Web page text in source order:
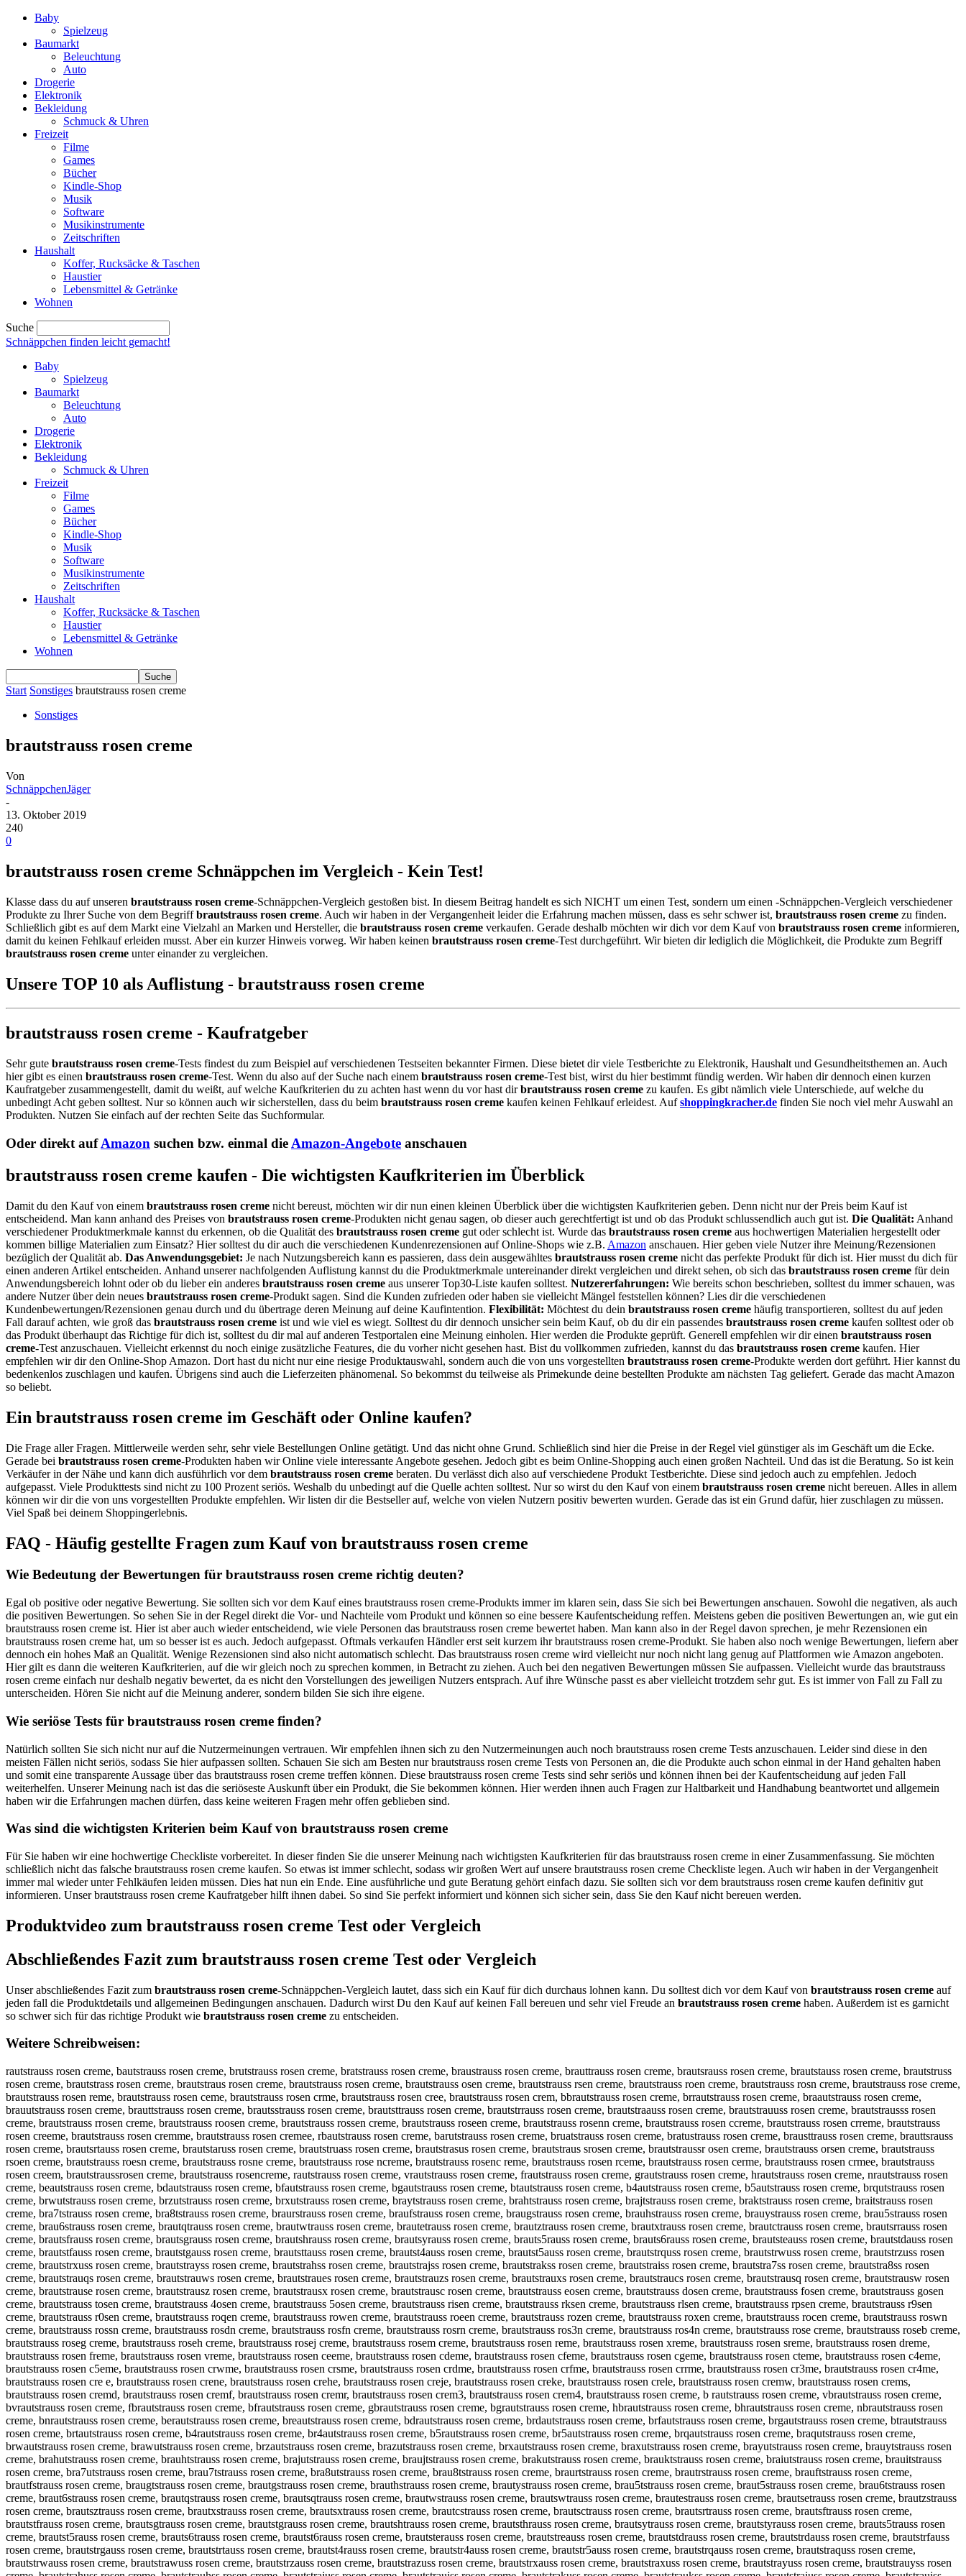
Baby
Spielzeug
Baumarkt
Beleuchtung
Auto
Drogerie
Elektronik
Bekleidung
Schmuck & Uhren
Freizeit
Filme
Games
Bücher
Kindle-Shop
Musik
Software
Musikinstrumente
Zeitschriften
Haushalt
Koffer, Rucksäcke & Taschen
Haustier
Lebensmittel & Getränke
Wohnen
Suche
Schnäppchen finden leicht gemacht!
Baby
Spielzeug
Baumarkt
Beleuchtung
Auto
Drogerie
Elektronik
Bekleidung
Schmuck & Uhren
Freizeit
Filme
Games
Bücher
Kindle-Shop
Musik
Software
Musikinstrumente
Zeitschriften
Haushalt
Koffer, Rucksäcke & Taschen
Haustier
Lebensmittel & Getränke
Wohnen
Start Sonstiges brautstrauss rosen creme
Sonstiges
brautstrauss rosen creme
Von
SchnäppchenJäger
-
13. Oktober 2019
240
0
brautstrauss rosen creme Schnäppchen im Vergleich - Kein Test!
Klasse dass du auf unseren brautstrauss rosen creme-Schnäppchen-Vergleich gestoßen bist. In diesem Beitrag handelt es sich NICHT um einen Test, sondern um einen -Schnäppchen-Vergleich verschiedener
Produkte zu Ihrer Suche von dem Begriffbrautstrauss rosen creme. Auch wir haben in der Vergangenheit leider die Erfahrung machen müssen, dass es sehr schwer ist, brautstrauss rosen creme zu finden.
Schließlich gibt es auf dem Markt eine Vielzahl an Marken und Hersteller, die brautstrauss rosen creme verkaufen. Gerade deshalb möchten wir dich vor dem Kauf von brautstrauss rosen creme informieren,
damit du keinen Fehlkauf erleiden musst. Aber ein kurzer Hinweis vorweg. Wir haben keinen brautstrauss rosen creme-Test durchgeführt. Wir bieten dir lediglich die Möglichkeit, die Produkte zum Begriff
brautstrauss rosen creme unter einander zu vergleichen.
Unsere TOP 10 als Auflistung - brautstrauss rosen creme
brautstrauss rosen creme - Kaufratgeber
Sehr gute brautstrauss rosen creme-Tests findest du zum Beispiel auf verschiedenen Testseiten bekannter Firmen. Diese bietet dir viele Testberichte zu Elektronik, Haushalt und Gesundheitsthemen an. Auch
hier gibt es einen brautstrauss rosen creme-Test. Wenn du also auf der Suche nach einem brautstrauss rosen creme-Test bist, wirst du hier bestimmt fündig werden. Wir haben dir dennoch einen kurzen
Kaufratgeber zusammengestellt, damit du weißt, auf welche Kaufkriterien du zu achten hast wenn du vor hast dirbrautstrauss rosen creme zu kaufen. Es gibt nämlich viele Unterschiede, auf welche du
unbedingt Acht geben solltest. Nur so können auch wir sicherstellen, dass du beim brautstrauss rosen creme kaufen keinen Fehlkauf erleidest. Aufshoppingkracher.de finden Sie noch viel mehr Auswahl an
Produkten. Nutzen Sie einfach auf der rechten Seite das Suchformular.
Oder direkt aufAmazon suchen bzw. einmal die Amazon-Angebote anschauen
brautstrauss rosen creme kaufen - Die wichtigsten Kaufkriterien im Überblick
Damit du den Kauf von einem brautstrauss rosen creme nicht bereust, möchten wir dir nun einen kleinen Überblick über die wichtigsten Kaufkriterien geben. Denn nicht nur der Preis beim Kauf ist
entscheidend. Man kann anhand des Preises von brautstrauss rosen creme-Produkten nicht genau sagen, ob dieser auch gerechtfertigt ist und ob das Produkt schlussendlich auch gut ist. Die Qualität: Anhand
verschiedener Produktmerkmale kannst du erkennen, ob die Qualität des brautstrauss rosen creme gut oder schlecht ist. Wurde das brautstrauss rosen creme aus hochwertigen Materialien hergestellt oder
kommen billige Materialien zum Einsatz? Hier solltest du dir auch die verschiedenen Kundenrezensionen auf Online-Shops wie z.B. Amazon anschauen. Hier geben viele Nutzer ihre Meinung/Rezensionen
bezüglich der Qualität ab. Das Anwendungsgebiet: Je nach Nutzungsbereich kann es passieren, dass dein ausgewähltes brautstrauss rosen creme nicht das perfekte Produkt für dich ist. Hier musst du dich für
einen anderen Artikel entscheiden. Anhand unserer nachfolgenden Auflistung kannst du die Produktmerkmale untereinander direkt vergleichen und direkt sehen, ob sich das brautstrauss rosen creme für dein
Anwendungsbereich lohnt oder ob du lieber ein anderes brautstrauss rosen creme aus unserer Top30-Liste kaufen solltest. Nutzererfahrungen: Wie bereits schon beschrieben, solltest du immer schauen, was
andere Nutzer über dein neues brautstrauss rosen creme-Produkt sagen. Sind die Kunden zufrieden oder haben sie vielleicht Mängel feststellen können? Lies dir die verschiedenen
Kundenbewertungen/Rezensionen genau durch und du übertrage deren Meinung auf deine Kaufintention. Flexibilität: Möchtest du dein brautstrauss rosen creme häufig transportieren, solltest du auf jeden
Fall darauf achten, wie groß das brautstrauss rosen creme ist und wie viel es wiegt. Solltest du dir dennoch unsicher sein beim Kauf, ob du dir ein passendes brautstrauss rosen creme kaufen solltest oder ob
das Produkt überhaupt das Richtige für dich ist, solltest du dir mal auf anderen Testportalen eine Meinung einholen. Hier werden die Produkte geprüft. Generell empfehlen wir dir einen brautstrauss rosen
creme-Test anzuschauen. Vielleicht erkennst du noch einige zusätzliche Features, die du vorher nicht gesehen hast. Bist du vollkommen zufrieden, kannst du das brautstrauss rosen creme kaufen. Hier
empfehlen wir dir den Online-Shop Amazon. Dort hast du nicht nur eine riesige Produktauswahl, sondern auch die von uns vorgestellten brautstrauss rosen creme-Produkte werden dort geführt. Hier kannst du
bedenkenlos zuschlagen und kaufen. Übrigens sind auch die Lieferzeiten phänomenal. So bekommst du teilweise als Primekunde deine bestellten Produkte am nächsten Tag geliefert. Gerade das macht Amazon
so beliebt.
Ein brautstrauss rosen creme im Geschäft oder Online kaufen?
Die Frage aller Fragen. Mittlerweile werden sehr, sehr viele Bestellungen Online getätigt. Und das nicht ohne Grund. Schließlich sind hier die Preise in der Regel viel günstiger als im Geschäft um die Ecke.
Gerade bei brautstrauss rosen creme-Produkten haben wir Online viele interessante Angebote gesehen. Jedoch gibt es beim Online-Shopping auch einen großen Nachteil. Und das ist die Beratung. So ist kein
Verkäufer in der Nähe und kann dich ausführlich vor dem brautstrauss rosen creme beraten. Du verlässt dich also auf verschiedene Produkt Testberichte. Diese sind jedoch auch zu empfehlen. Jedoch
aufgepasst. Viele Produkttests sind nicht zu 100 Prozent seriös. Weshalb du unbedingt auf die Quelle achten solltest. Nur so wirst du den Kauf von einem brautstrauss rosen creme nicht bereuen. Alles in allem
können wir dir die von uns vorgestellten Produkte empfehlen. Wir listen dir die Bestseller auf, welche von vielen Nutzern positiv bewerten wurden. Gerade das ist ein Grund dafür, hier zuschlagen zu müssen.
Viel Spaß bei deinem Shoppingerlebnis.
FAQ - Häufig gestellte Fragen zum Kauf von brautstrauss rosen creme
Wie Bedeutung der Bewertungen für brautstrauss rosen creme richtig deuten?
Egal ob positive oder negative Bewertung. Sie sollten sich vor dem Kauf eines brautstrauss rosen creme-Produkts immer im klaren sein, dass Sie sich bei Bewertungen anschauen. Sowohl die negativen, als auch
die positiven Bewertungen. So sehen Sie in der Regel direkt die Vor- und Nachteile vom Produkt und können so eine bessere Kaufentscheidung reffen. Meistens geben die positiven Bewertungen an, wie gut ein
brautstrauss rosen creme ist. Hier ist aber auch wieder entscheidend, wie viele Personen das brautstrauss rosen creme bewertet haben. Man kann also in der Regel davon sprechen, je mehr Rezensionen ein
brautstrauss rosen creme hat, um so besser ist es auch. Jedoch aufgepasst. Oftmals verkaufen Händler erst seit kurzem ihr brautstrauss rosen creme-Produkt. Sie haben also noch wenige Bewertungen, liefern aber
dennoch ein hohes Maß an Qualität. Wenige Rezensionen sind also nicht automatisch schlecht. Das brautstrauss rosen creme wird vielleicht nur noch nicht lang genug auf Plattformen wie Amazon angeboten.
Hier gilt es dann die weiteren Kaufkriterien, auf die wir gleich noch zu sprechen kommen, in Betracht zu ziehen. Auch bei den negativen Bewertungen müssen Sie aufpassen. Vielleicht wurde das brautstrauss
rosen creme einfach nur deshalb negativ bewertet, da es nicht den Vorstellungen des jeweiligen Nutzers entsprach. Auf ihre Wünsche passt es aber vielleicht trotzdem sehr gut. Es ist immer von Fall zu Fall zu
unterscheiden. Hören Sie nicht auf die Meinung anderer, sondern bilden Sie sich ihre eigene.
Wie seriöse Tests für brautstrauss rosen creme finden?
Natürlich sollten Sie sich nicht nur auf die Nutzermeinungen vertrauen. Wir empfehlen ihnen sich zu den Nutzermeinungen auch noch brautstrauss rosen creme Tests anzuschauen. Leider sind diese in den
meisten Fällen nicht seriös, sodass Sie hier aufpassen sollten. Schauen Sie sich am Besten nur brautstrauss rosen creme Tests von Personen an, die die Produkte auch schon einmal in der Hand gehalten haben
und somit eine transparente Aussage über das brautstrauss rosen creme treffen können. Diese brautstrauss rosen creme Tests sind sehr seriös und können ihnen bei der Kaufentscheidung auf jeden Fall
weiterhelfen. Unserer Meinung nach ist das die seriöseste Auskunft über ein Produkt, die Sie bekommen können. Hier werden ihnen auch Fragen zur Haltbarkeit und Handhabung beantwortet und allgemein
haben wir die Erfahrungen machen dürfen, dass keine weiteren Fragen mehr offen geblieben sind.
Was sind die wichtigsten Kriterien beim Kauf von brautstrauss rosen creme
Für Sie haben wir eine hochwertige Checkliste vorbereitet. In dieser finden Sie die unserer Meinung nach wichtigsten Kaufkriterien für das brautstrauss rosen creme in einer Zusammenfassung. Sie möchten
schließlich nicht das falsche brautstrauss rosen creme kaufen. So etwas ist immer schlecht, sodass wir großen Wert auf unsere brautstrauss rosen creme Checkliste legen. Auch wir haben in der Vergangenheit
immer mal wieder unter Fehlkäufen leiden müssen. Dies hat nun ein Ende. Eine ausführliche und gute Beratung gehört einfach dazu. Sie sollten sich vor dem brautstrauss rosen creme kaufen definitiv gut
informieren. Unser brautstrauss rosen creme Kaufratgeber hilft ihnen dabei. So sind Sie perfekt informiert und können sich sicher sein, dass Sie den Kauf nicht bereuen werden.
Produktvideo zum brautstrauss rosen creme Test oder Vergleich
Abschließendes Fazit zum brautstrauss rosen creme Test oder Vergleich
Unser abschließendes Fazit zum brautstrauss rosen creme-Schnäppchen-Vergleich lautet, dass sich ein Kauf für dich durchaus lohnen kann. Du solltest dich vor dem Kauf von brautstrauss rosen creme auf
jeden fall die Produktdetails und allgemeinen Bedingungen anschauen. Dadurch wirst Du den Kauf auf keinen Fall bereuen und sehr viel Freude an brautstrauss rosen creme haben. Außerdem ist es garnicht
so schwer sich für das richtige Produkt wie brautstrauss rosen creme zu entscheiden.
Weitere Schreibweisen:
rautstrauss rosen creme, bautstrauss rosen creme, brutstrauss rosen creme, bratstrauss rosen creme, braustrauss rosen creme, brauttrauss rosen creme, brautsrauss rosen creme, brautstauss rosen creme, brautstruss rosen creme, brautstrass rosen creme, brautstraus rosen creme, brautstrauss rosen creme, brautstrauss osen creme, brautstrauss rsen creme, brautstrauss roen creme, brautstrauss rosn creme, brautstrauss rose creme, brautstrauss rosen reme, brautstrauss rosen ceme, brautstrauss rosen crme, brautstrauss rosen cree, brautstrauss rosen crem, bbrautstrauss rosen creme, brrautstrauss rosen creme, braautstrauss rosen creme, brauutstrauss rosen creme, brauttstrauss rosen creme, brautsstrauss rosen creme, brautsttrauss rosen creme, brautstrrauss rosen creme, brautstraauss rosen creme, brautstrauuss rosen creme, brautstrausss rosen creme, brautstrauss rrosen creme, brautstrauss roosen creme, brautstrauss rossen creme, brautstrauss roseen creme, brautstrauss rosenn creme, brautstrauss rosen ccreme, brautstrauss rosen crreme, brautstrauss rosen creeme, brautstrauss rosen cremme, brautstrauss rosen cremee, rbautstrauss rosen creme, barutstrauss rosen creme, bruatstrauss rosen creme, bratustrauss rosen creme, brausttrauss rosen creme, brauttsrauss rosen creme, brautsrtauss rosen creme, brautstaruss rosen creme, brautstruass rosen creme, brautstrasus rosen creme, brautstraus srosen creme, brautstraussr osen creme, brautstrauss orsen creme, brautstrauss rsoen creme, brautstrauss roesn creme, brautstrauss rosne creme, brautstrauss rose ncreme, brautstrauss rosenc reme, brautstrauss rosen rceme, brautstrauss rosen cerme, brautstrauss rosen crmee, brautstrauss rosen creem, brautstraussrosen creme, brautstrauss rosencreme, rautstrauss rosen creme, vrautstrauss rosen creme, frautstrauss rosen creme, grautstrauss rosen creme, hrautstrauss rosen creme, nrautstrauss rosen creme, beautstrauss rosen creme, bdautstrauss rosen creme, bfautstrauss rosen creme, bgautstrauss rosen creme, btautstrauss rosen creme, b4autstrauss rosen creme, b5autstrauss rosen creme, brqutstrauss rosen creme, brwutstrauss rosen creme, brzutstrauss rosen creme, brxutstrauss rosen creme, braytstrauss rosen creme, brahtstrauss rosen creme, brajtstrauss rosen creme, braktstrauss rosen creme, braitstrauss rosen creme, bra7tstrauss rosen creme, bra8tstrauss rosen creme, braurstrauss rosen creme, braufstrauss rosen creme, braugstrauss rosen creme, brauhstrauss rosen creme, brauystrauss rosen creme, brau5strauss rosen creme, brau6strauss rosen creme, brautqtrauss rosen creme, brautwtrauss rosen creme, brautetrauss rosen creme, brautztrauss rosen creme, brautxtrauss rosen creme, brautctrauss rosen creme, brautsrrauss rosen creme, brautsfrauss rosen creme, brautsgrauss rosen creme, brautshrauss rosen creme, brautsyrauss rosen creme, brauts5rauss rosen creme, brauts6rauss rosen creme, brautsteauss rosen creme, brautstdauss rosen creme, brautstfauss rosen creme, brautstgauss rosen creme, brautsttauss rosen creme, brautst4auss rosen creme, brautst5auss rosen creme, brautstrquss rosen creme, brautstrwuss rosen creme, brautstrzuss rosen creme, brautstrxuss rosen creme, brautstrayss rosen creme, brautstrahss rosen creme, brautstrajss rosen creme, brautstrakss rosen creme, brautstraiss rosen creme, brautstra7ss rosen creme, brautstra8ss rosen creme, brautstrauqs rosen creme, brautstrauws rosen creme, brautstraues rosen creme, brautstrauzs rosen creme, brautstrauxs rosen creme, brautstraucs rosen creme, brautstrausq rosen creme, brautstrausw rosen creme, brautstrause rosen creme, brautstrausz rosen creme, brautstrausx rosen creme, brautstrausc rosen creme, brautstrauss eosen creme, brautstrauss dosen creme, brautstrauss fosen creme, brautstrauss gosen creme, brautstrauss tosen creme, brautstrauss 4osen creme, brautstrauss 5osen creme, brautstrauss risen creme, brautstrauss rksen creme, brautstrauss rlsen creme, brautstrauss rpsen creme, brautstrauss r9sen creme, brautstrauss r0sen creme, brautstrauss roqen creme, brautstrauss rowen creme, brautstrauss roeen creme, brautstrauss rozen creme, brautstrauss roxen creme, brautstrauss rocen creme, brautstrauss roswn creme, brautstrauss rossn creme, brautstrauss rosdn creme, brautstrauss rosfn creme, brautstrauss rosrn creme, brautstrauss ros3n creme, brautstrauss ros4n creme, brautstrauss rose creme, brautstrauss roseb creme, brautstrauss roseg creme, brautstrauss roseh creme, brautstrauss rosej creme, brautstrauss rosem creme, brautstrauss rosen reme, brautstrauss rosen xreme, brautstrauss rosen sreme, brautstrauss rosen dreme, brautstrauss rosen freme, brautstrauss rosen vreme, brautstrauss rosen ceeme, brautstrauss rosen cdeme, brautstrauss rosen cfeme, brautstrauss rosen cgeme, brautstrauss rosen cteme, brautstrauss rosen c4eme, brautstrauss rosen c5eme, brautstrauss rosen crwme, brautstrauss rosen crsme, brautstrauss rosen crdme, brautstrauss rosen crfme, brautstrauss rosen crrme, brautstrauss rosen cr3me, brautstrauss rosen cr4me, brautstrauss rosen cre e, brautstrauss rosen crene, brautstrauss rosen crehe, brautstrauss rosen creje, brautstrauss rosen creke, brautstrauss rosen crele, brautstrauss rosen cremw, brautstrauss rosen crems, brautstrauss rosen cremd, brautstrauss rosen cremf, brautstrauss rosen cremr, brautstrauss rosen crem3, brautstrauss rosen crem4, brautstrauss rosen creme, b rautstrauss rosen creme, vbrautstrauss rosen creme, bvrautstrauss rosen creme, fbrautstrauss rosen creme, bfrautstrauss rosen creme, gbrautstrauss rosen creme, bgrautstrauss rosen creme, hbrautstrauss rosen creme, bhrautstrauss rosen creme, nbrautstrauss rosen creme, bnrautstrauss rosen creme, berautstrauss rosen creme, breautstrauss rosen creme, bdrautstrauss rosen creme, brdautstrauss rosen creme, brfautstrauss rosen creme, brgautstrauss rosen creme, btrautstrauss rosen creme, brtautstrauss rosen creme, b4rautstrauss rosen creme, br4autstrauss rosen creme, b5rautstrauss rosen creme, br5autstrauss rosen creme, brqautstrauss rosen creme, braqutstrauss rosen creme, brwautstrauss rosen creme, brawutstrauss rosen creme, brzautstrauss rosen creme, brazutstrauss rosen creme, brxautstrauss rosen creme, braxutstrauss rosen creme, brayutstrauss rosen creme, brauytstrauss rosen creme, brahutstrauss rosen creme, brauhtstrauss rosen creme, brajutstrauss rosen creme, braujtstrauss rosen creme, brakutstrauss rosen creme, brauktstrauss rosen creme, braiutstrauss rosen creme, brauitstrauss rosen creme, bra7utstrauss rosen creme, brau7tstrauss rosen creme, bra8utstrauss rosen creme, brau8tstrauss rosen creme, braurtstrauss rosen creme, brautrstrauss rosen creme, brauftstrauss rosen creme, brautfstrauss rosen creme, braugtstrauss rosen creme, brautgstrauss rosen creme, brauthstrauss rosen creme, brautystrauss rosen creme, brau5tstrauss rosen creme, braut5strauss rosen creme, brau6tstrauss rosen creme, braut6strauss rosen creme, brautqstrauss rosen creme, brautsqtrauss rosen creme, brautwstrauss rosen creme, brautswtrauss rosen creme, brautestrauss rosen creme, brautsetrauss rosen creme, brautzstrauss rosen creme, brautsztrauss rosen creme, brautxstrauss rosen creme, brautsxtrauss rosen creme, brautcstrauss rosen creme, brautsctrauss rosen creme, brautsrtrauss rosen creme, brautsftrauss rosen creme, brautstfrauss rosen creme, brautsgtrauss rosen creme, brautstgrauss rosen creme, brautshtrauss rosen creme, brautsthrauss rosen creme, brautsytrauss rosen creme, brautstyrauss rosen creme, brauts5trauss rosen creme, brautst5rauss rosen creme, brauts6trauss rosen creme, brautst6rauss rosen creme, brautsterauss rosen creme, brautstreauss rosen creme, brautstdrauss rosen creme, brautstrdauss rosen creme, brautstrfauss rosen creme, brautstrgauss rosen creme, brautstrtauss rosen creme, brautst4rauss rosen creme, brautstr4auss rosen creme, brautstr5auss rosen creme, brautstrqauss rosen creme, brautstraquss rosen creme, brautstrwauss rosen creme, brautstrawuss rosen creme, brautstrzauss rosen creme, brautstrazuss rosen creme, brautstrxauss rosen creme, brautstraxuss rosen creme, brautstrayuss rosen creme, brautstrauyss rosen creme, brautstrahuss rosen creme, brautstrauhss rosen creme, brautstrajuss rosen creme, brautstraujss rosen creme, brautstrakuss rosen creme, brautstraukss rosen creme, brautstraiuss rosen creme, brautstrauiss rosen creme, brautstra7uss rosen creme, brautstrau7ss rosen creme, brautstra8uss rosen creme, brautstrau8ss rosen creme, brautstrauqss rosen creme, brautstrausqs rosen creme, brautstrauwss rosen creme, brautstrausws rosen creme, brautstrauess rosen creme, brautstrauses rosen creme, brautstrauzss rosen creme, brautstrauszs rosen creme, brautstrauxss rosen creme, brautstrausxs rosen creme, brautstraucss rosen creme, brautstrauscs rosen creme, brautstraussq rosen creme, brautstraussw rosen creme, brautstrausse rosen creme, brautstraussz rosen creme, brautstraussx rosen creme, brautstraussc rosen creme, brautstrauss erosen creme, brautstrauss reosen creme, brautstrauss drosen creme, brautstrauss rdosen creme, brautstrauss frosen creme, brautstrauss rfosen creme, brautstrauss grosen creme, brautstrauss rgosen creme, brautstrauss trosen creme, brautstrauss rtosen creme, brautstrauss 4rosen creme, brautstrauss r4osen creme, brautstrauss 5rosen creme, brautstrauss r5osen creme, brautstrauss riosen creme, brautstrauss roisen creme, brautstrauss rkosen creme, brautstrauss roksen creme, brautstrauss rlosen creme, brautstrauss rolsen creme, brautstrauss rposen creme, brautstrauss ropsen creme, brautstrauss r9osen creme, brautstrauss ro9sen creme, brautstrauss r0osen creme, brautstrauss ro0sen creme, brautstrauss roqsen creme, brautstrauss rosqen creme, brautstrauss rowsen creme, brautstrauss roswen creme, brautstrauss roesen creme, brautstrauss rozsen creme, brautstrauss roszen creme, brautstrauss roxsen creme, brautstrauss rosxen creme, brautstrauss rocsen creme, brautstrauss roscen creme, brautstrauss rosewn creme, brautstrauss rosesn creme, b